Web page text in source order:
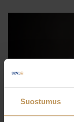
Suostumus